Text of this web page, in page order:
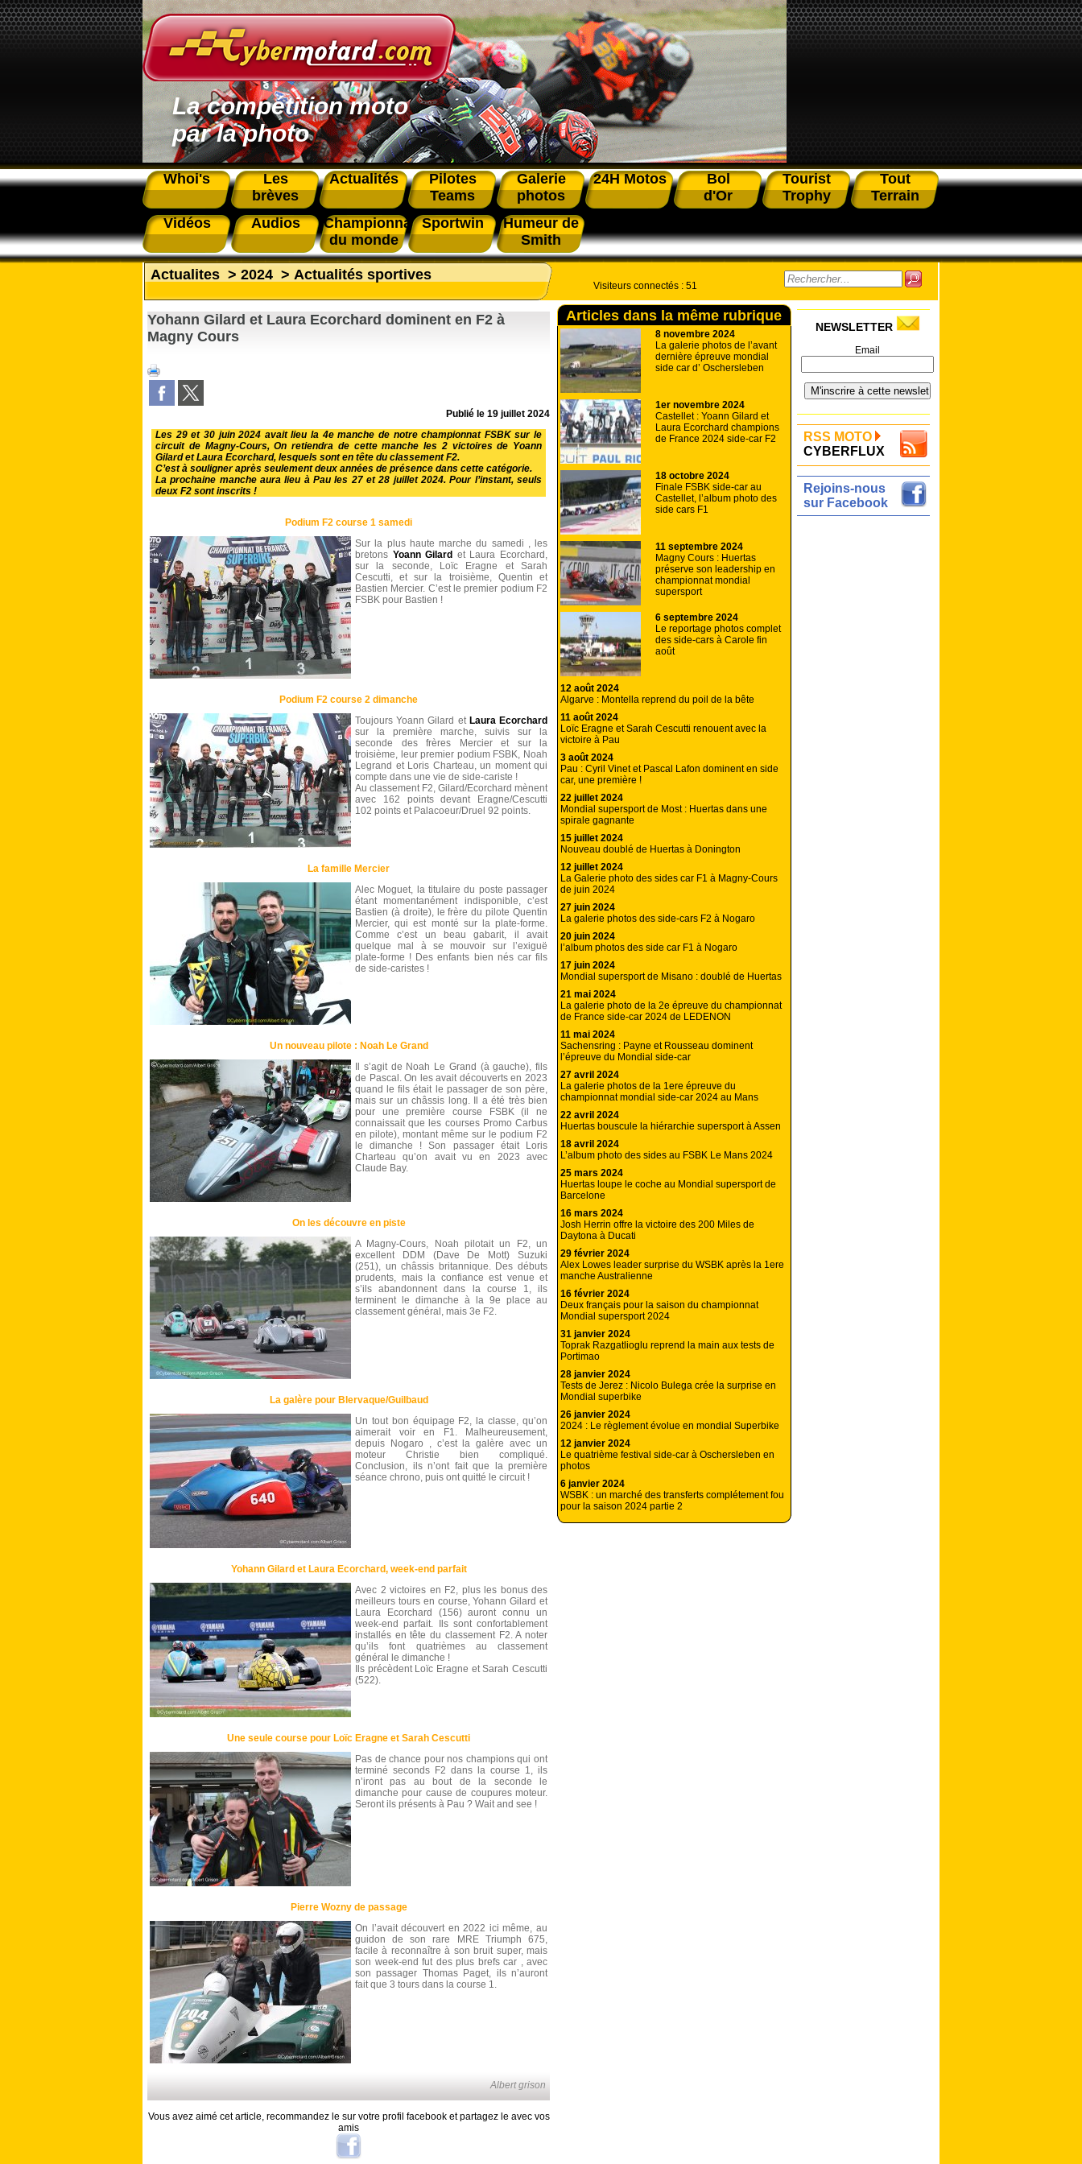
La compétition moto
par la photo
Whoi's
Les
brèves
Actualités
Pilotes
Teams
Galerie
photos
24H Motos
Bol
d'Or
Tourist
Trophy
Tout
Terrain
Vidéos
Audios
Championnat
du monde
Sportwin
Humeur de
Smith
Actualites > 2024 > Actualités sportives
Yohann Gilard et Laura Ecorchard dominent en F2 à
Magny Cours
Publié le 19 juillet 2024
Les 29 et 30 juin 2024 avait lieu la 4e manche de notre championnat FSBK sur le
circuit de Magny-Cours, On retiendra de cette manche les 2 victoires de Yoann
Gilard et Laura Ecorchard, lesquels sont en tête du classement F2.
C’est à souligner après seulement deux années de présence dans cette catégorie.
La prochaine manche aura lieu à Pau les 27 et 28 juillet 2024. Pour l’instant, seuls
deux F2 sont inscrits !
Podium F2 course 1 samedi
Sur la plus haute marche du samedi , les
bretons Yoann Gilard et Laura Ecorchard,
sur la seconde, Loïc Eragne et Sarah
Cescutti, et sur la troisième, Quentin et
Bastien Mercier. C’est le premier podium F2
FSBK pour Bastien !
Podium F2 course 2 dimanche
Toujours Yoann Gilard et Laura Ecorchard
sur la première marche, suivis sur la
seconde des frères Mercier et sur la
troisième, leur premier podium FSBK, Noah
Legrand et Loris Charteau, un moment qui
compte dans une vie de side-cariste !
Au classement F2, Gilard/Ecorchard mènent
avec 162 points devant Eragne/Cescutti
102 points et Palacoeur/Druel 92 points.
La famille Mercier
Alec Moguet, la titulaire du poste passager
étant momentanément indisponible, c’est
Bastien (à droite), le frère du pilote Quentin
Mercier, qui est monté sur la plate-forme.
Comme c’est un beau gabarit, il avait
quelque mal à se mouvoir sur l’exiguë
plate-forme ! Des enfants bien nés car fils
de side-caristes !
Un nouveau pilote : Noah Le Grand
Il s’agit de Noah Le Grand (à gauche), fils
de Pascal. On les avait découverts en 2023
quand le fils était le passager de son père,
mais sur un châssis long. Il a été très bien
pour une première course FSBK (il ne
connaissait que les courses Promo Carbus
en pilote), montant même sur le podium F2
le dimanche ! Son passager était Loris
Charteau qu’on avait vu en 2023 avec
Claude Bay.
On les découvre en piste
A Magny-Cours, Noah pilotait un F2, un
excellent DDM (Dave De Mott) Suzuki
(251), un châssis britannique. Des débuts
prudents, mais la confiance est venue et
s’ils abandonnent dans la course 1, ils
terminent le dimanche à la 9e place au
classement général, mais 3e F2.
La galère pour Blervaque/Guilbaud
Un tout bon équipage F2, la classe, qu’on
aimerait voir en F1. Malheureusement,
depuis Nogaro , c’est la galère avec un
moteur Christie bien compliqué.
Conclusion, ils n’ont fait que la première
séance chrono, puis ont quitté le circuit !
Yohann Gilard et Laura Ecorchard, week-end parfait
Avec 2 victoires en F2, plus les bonus des
meilleurs tours en course, Yohann Gilard et
Laura Ecorchard (156) auront connu un
week-end parfait. Ils sont confortablement
installés en tête du classement F2. A noter
qu’ils font quatrièmes au classement
général le dimanche !
Ils précèdent Loïc Eragne et Sarah Cescutti
(522).
Une seule course pour Loïc Eragne et Sarah Cescutti
Pas de chance pour nos champions qui ont
terminé seconds F2 dans la course 1, ils
n’iront pas au bout de la seconde le
dimanche pour cause de coupures moteur.
Seront ils présents à Pau ? Wait and see !
Pierre Wozny de passage
On l’avait découvert en 2022 ici même, au
guidon de son rare MRE Triumph 675,
facile à reconnaître à son bruit super, mais
son week-end fut des plus brefs car , avec
son passager Thomas Paget, ils n’auront
fait que 3 tours dans la course 1.
Albert grison
Vous avez aimé cet article, recommandez le sur votre profil facebook et partagez le avec vos
amis
Visiteurs connectés : 51
Articles dans la même rubrique
8 novembre 2024
La galerie photos de l’avant
dernière épreuve mondial
side car d’ Oschersleben
1er novembre 2024
Castellet : Yoann Gilard et
Laura Ecorchard champions
de France 2024 side-car F2
18 octobre 2024
Finale FSBK side-car au
Castellet, l’album photo des
side cars F1
11 septembre 2024
Magny Cours : Huertas
préserve son leadership en
championnat mondial
supersport
6 septembre 2024
Le reportage photos complet
des side-cars à Carole fin
août
12 août 2024
Algarve : Montella reprend du poil de la bête
11 août 2024
Loïc Eragne et Sarah Cescutti renouent avec la
victoire à Pau
3 août 2024
Pau : Cyril Vinet et Pascal Lafon dominent en side
car, une première !
22 juillet 2024
Mondial supersport de Most : Huertas dans une
spirale gagnante
15 juillet 2024
Nouveau doublé de Huertas à Donington
12 juillet 2024
La Galerie photo des sides car F1 à Magny-Cours
de juin 2024
27 juin 2024
La galerie photos des side-cars F2 à Nogaro
20 juin 2024
l’album photos des side car F1 à Nogaro
17 juin 2024
Mondial supersport de Misano : doublé de Huertas
21 mai 2024
La galerie photo de la 2e épreuve du championnat
de France side-car 2024 de LEDENON
11 mai 2024
Sachensring : Payne et Rousseau dominent
l’épreuve du Mondial side-car
27 avril 2024
La galerie photos de la 1ere épreuve du
championnat mondial side-car 2024 au Mans
22 avril 2024
Huertas bouscule la hiérarchie supersport à Assen
18 avril 2024
L’album photo des sides au FSBK Le Mans 2024
25 mars 2024
Huertas loupe le coche au Mondial supersport de
Barcelone
16 mars 2024
Josh Herrin offre la victoire des 200 Miles de
Daytona à Ducati
29 février 2024
Alex Lowes leader surprise du WSBK après la 1ere
manche Australienne
16 février 2024
Deux français pour la saison du championnat
Mondial supersport 2024
31 janvier 2024
Toprak Razgatlioglu reprend la main aux tests de
Portimao
28 janvier 2024
Tests de Jerez : Nicolo Bulega crée la surprise en
Mondial superbike
26 janvier 2024
2024 : Le règlement évolue en mondial Superbike
12 janvier 2024
Le quatrième festival side-car à Oschersleben en
photos
6 janvier 2024
WSBK : un marché des transferts complétement fou
pour la saison 2024 partie 2
NEWSLETTER
Email
RSS MOTO
CYBERFLUX
Rejoins-nous
sur Facebook